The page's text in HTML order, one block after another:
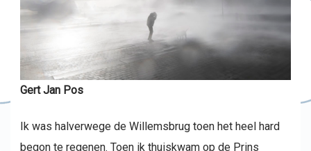
Gert Jan Pos
Ik was halverwege de Willemsbrug toen het heel hard
begon te regenen. Toen ik thuiskwam op de Prins